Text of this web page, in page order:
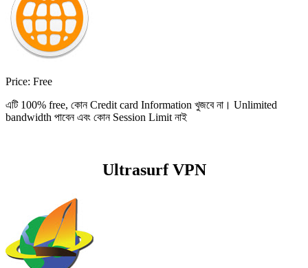
Price: Free
এটি 100% free, কোন Credit card Information খুজবে না। Unlimited
bandwidth পাবেন এবং কোন Session Limit নাই
Ultrasurf VPN